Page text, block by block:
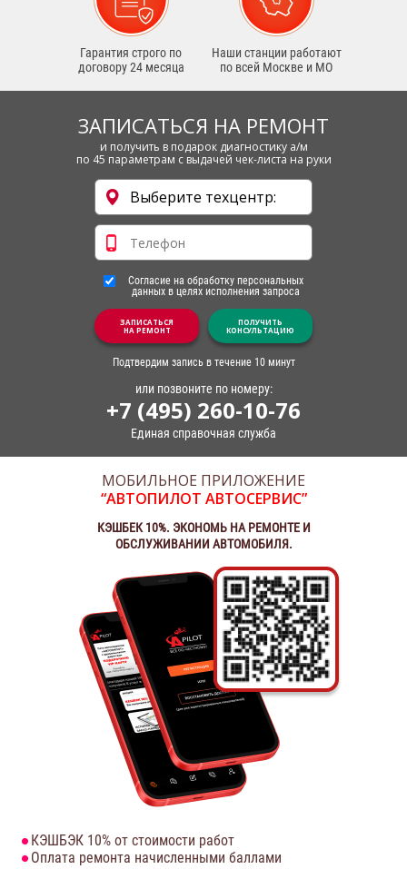
Гарантия строго по
договору 24 месяца
Наши станции работают
по всей Москве и МО
ЗАПИСАТЬСЯ НА РЕМОНТ
и получить в подарок диагностику а/м
по 45 параметрам с выдачей чек-листа на руки
Согласие на обработку персональных
данных в целях исполнения запроса
ЗАПИСАТЬСЯ
НА РЕМОНТ
ПОЛУЧИТЬ
КОНСУЛЬТАЦИЮ
Подтвердим запись в течение 10 минут
или позвоните по номеру:
+7 (495) 260-10-76
Единая справочная служба
МОБИЛЬНОЕ ПРИЛОЖЕНИЕ
“АВТОПИЛОТ АВТОСЕРВИС”
КЭШБЕК 10%. ЭКОНОМЬ НА РЕМОНТЕ И
ОБСЛУЖИВАНИИ АВТОМОБИЛЯ.
КЭШБЭК 10% от стоимости работ
Оплата ремонта начисленными баллами